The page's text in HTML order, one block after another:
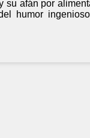
afán por
humor